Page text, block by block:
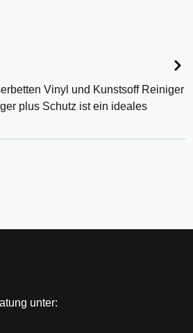
Vinyl und Kunstsoff Reiniger
plus Schutz ist ein ideales
unter: